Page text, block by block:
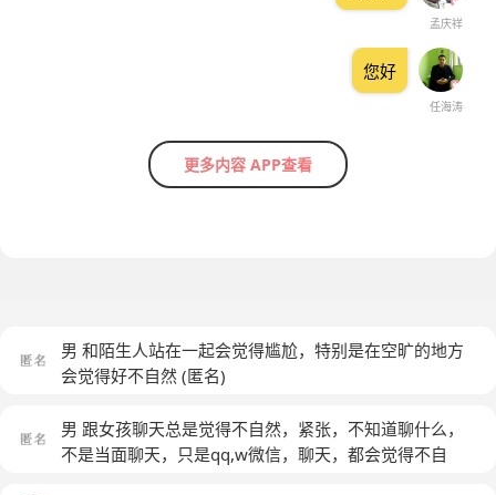
孟庆祥
任海涛
您好
更多内容 APP查看
男 和陌生人站在一起会觉得尴尬，特别是在空旷的地方
会觉得好不自然 (匿名)
男 跟女孩聊天总是觉得不自然，紧张，不知道聊什么，
不是当面聊天，只是qq,w微信，聊天，都会觉得不自